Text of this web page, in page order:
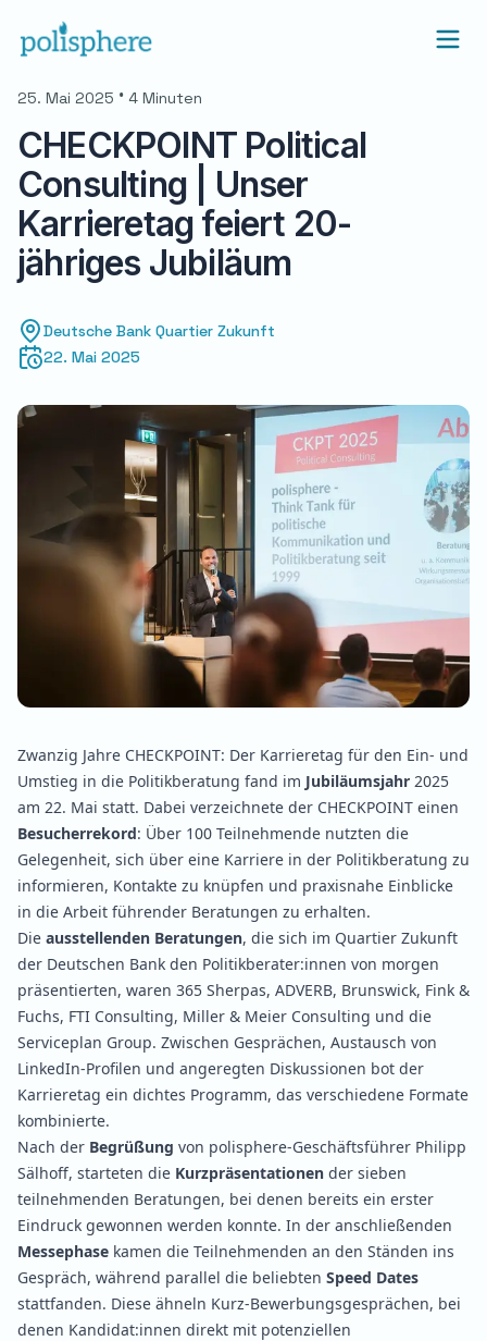
25. Mai 2025 • 4 Minuten
CHECKPOINT Political
Consulting | Unser
Karrieretag feiert 20-
jähriges Jubiläum
Veranstaltungsdetails
Veranstaltungsort
Deutsche Bank Quartier Zukunft
Veranstaltungsdatum
22. Mai 2025
Zwanzig Jahre CHECKPOINT: Der Karrieretag für den Ein- und
Umstieg in die Politikberatung fand im Jubiläumsjahr 2025
am 22. Mai statt. Dabei verzeichnete der CHECKPOINT einen
Besucherrekord: Über 100 Teilnehmende nutzten die
Gelegenheit, sich über eine Karriere in der Politikberatung zu
informieren, Kontakte zu knüpfen und praxisnahe Einblicke
in die Arbeit führender Beratungen zu erhalten.
Die ausstellenden Beratungen, die sich im Quartier Zukunft
der Deutschen Bank den Politikberater:innen von morgen
präsentierten, waren 365 Sherpas, ADVERB, Brunswick, Fink &
Fuchs, FTI Consulting, Miller & Meier Consulting und die
Serviceplan Group. Zwischen Gesprächen, Austausch von
LinkedIn-Profilen und angeregten Diskussionen bot der
Karrieretag ein dichtes Programm, das verschiedene Formate
kombinierte.
Nach der Begrüßung von polisphere-Geschäftsführer Philipp
Sälhoff, starteten die Kurzpräsentationen der sieben
teilnehmenden Beratungen, bei denen bereits ein erster
Eindruck gewonnen werden konnte. In der anschließenden
Messephase kamen die Teilnehmenden an den Ständen ins
Gespräch, während parallel die beliebten Speed Dates
stattfanden. Diese ähneln Kurz-Bewerbungsgesprächen, bei
denen Kandidat:innen direkt mit potenziellen